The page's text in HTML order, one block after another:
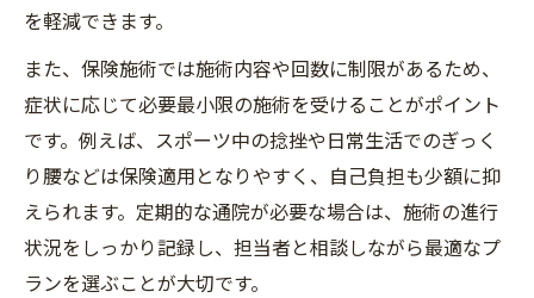
を軽減できます。
また、保険施術では施術内容や回数に制限があるため、
症状に応じて必要最小限の施術を受けることがポイント
です。例えば、スポーツ中の捻挫や日常生活でのぎっく
り腰などは保険適用となりやすく、自己負担も少額に抑
えられます。定期的な通院が必要な場合は、施術の進行
状況をしっかり記録し、担当者と相談しながら最適なプ
ランを選ぶことが大切です。